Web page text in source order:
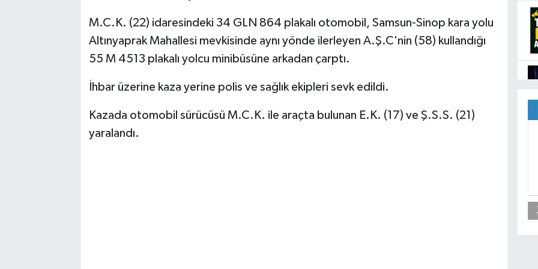
M.C.K. (22) idaresindeki 34 GLN 864 plakalı otomobil, Samsun-Sinop kara yolu
Altınyaprak Mahallesi mevkisinde aynı yönde ilerleyen A.Ş.C'nin (58) kullandığı
55 M 4513 plakalı yolcu minibüsüne arkadan çarptı.
İhbar üzerine kaza yerine polis ve sağlık ekipleri sevk edildi.
Kazada otomobil sürücüsü M.C.K. ile araçta bulunan E.K. (17) ve Ş.S.S. (21)
yaralandı.